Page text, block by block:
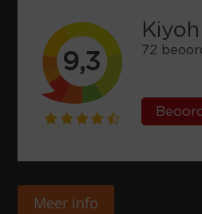
Meer info